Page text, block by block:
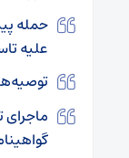
حمله
علیه